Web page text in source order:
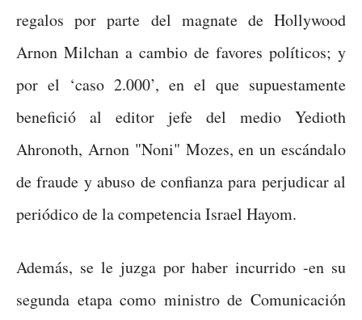
regalos por parte del magnate de Hollywood
Arnon Milchan a cambio de favores políticos; y
por el ‘caso 2.000’, en el que supuestamente
benefició al editor jefe del medio Yedioth
Ahronoth, Arnon "Noni" Mozes, en un escándalo
de fraude y abuso de confianza para perjudicar al
periódico de la competencia Israel Hayom.
Además, se le juzga por haber incurrido -en su
segunda etapa como ministro de Comunicación